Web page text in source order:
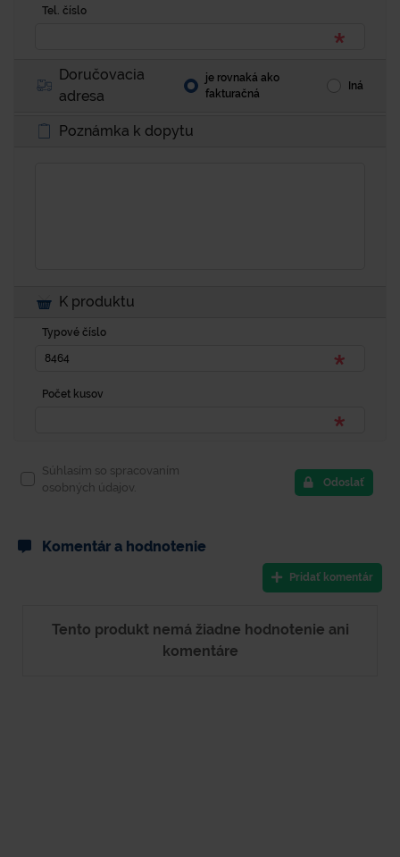
Tel. číslo
Doručovacia
adresa
je rovnaká ako
fakturačná
Iná
Poznámka k dopytu
K produktu
Typové číslo
Počet kusov
Súhlasím so spracovaním
osobných údajov.
Odoslať
Komentár a hodnotenie
Pridať komentár
Tento produkt nemá žiadne hodnotenie ani
komentáre